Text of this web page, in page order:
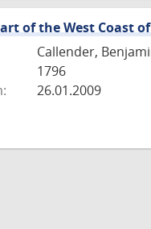
of the West Coast
Callender,
1796
26.01.2009